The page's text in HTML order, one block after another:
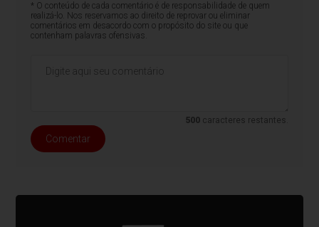
* O conteúdo de cada comentário é de responsabilidade de quem
realizá-lo. Nos reservamos ao direito de reprovar ou eliminar
comentários em desacordo com o propósito do site ou que
contenham palavras ofensivas.
500 caracteres restantes.
Comentar